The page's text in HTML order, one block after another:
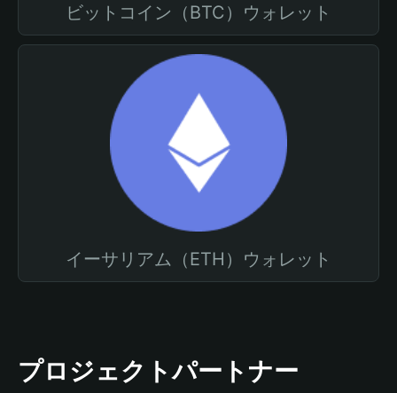
ビットコイン（BTC）ウォレット
イーサリアム（ETH）ウォレット
プロジェクトパートナー